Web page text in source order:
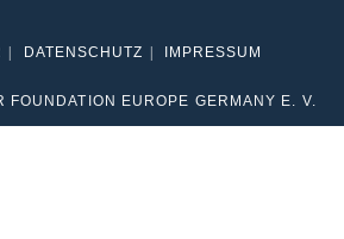
DATENSCHUTZ IMPRESSUM
EUROPE GERMANY E. V.